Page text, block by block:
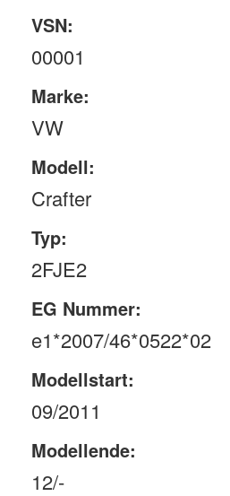
VSN:
00001
Marke:
VW
Modell:
Crafter
Typ:
2FJE2
EG Nummer:
e1*2007/46*0522*02
Modellstart:
09/2011
Modellende:
12/-